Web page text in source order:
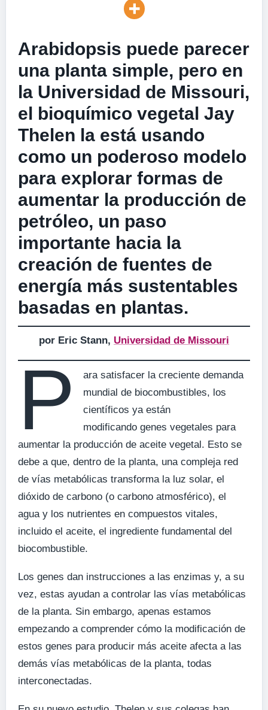
Arabidopsis puede parecer
una planta simple, pero en
la Universidad de Missouri,
el bioquímico vegetal Jay
Thelen la está usando
como un poderoso modelo
para explorar formas de
aumentar la producción de
petróleo, un paso
importante hacia la
creación de fuentes de
energía más sustentables
basadas en plantas.
por Eric Stann, Universidad de Missouri
P
ara satisfacer la creciente demanda
mundial de biocombustibles, los
científicos ya están
modificando genes vegetales para
aumentar la producción de aceite vegetal. Esto se
debe a que, dentro de la planta, una compleja red
de vías metabólicas transforma la luz solar, el
dióxido de carbono (o carbono atmosférico), el
agua y los nutrientes en compuestos vitales,
incluido el aceite, el ingrediente fundamental del
biocombustible.
Los genes dan instrucciones a las enzimas y, a su
vez, estas ayudan a controlar las vías metabólicas
de la planta. Sin embargo, apenas estamos
empezando a comprender cómo la modificación de
estos genes para producir más aceite afecta a las
demás vías metabólicas de la planta, todas
interconectadas.